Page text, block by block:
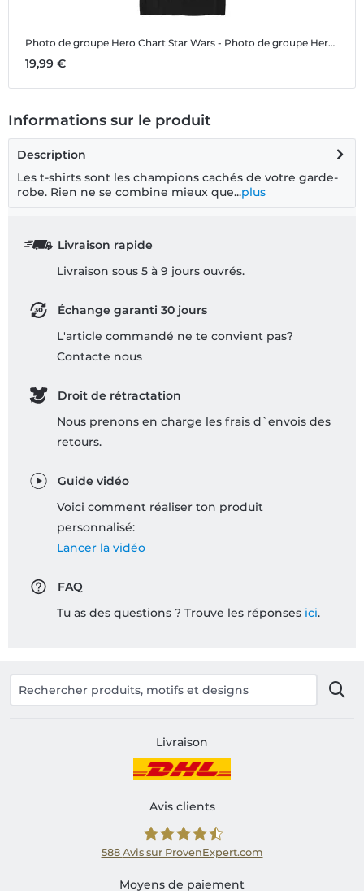
Photo de groupe Hero Chart Star Wars - Photo de groupe Hero Chart - Homme T-shirt
19,99 €
Informations sur le produit
Description
Les t-shirts sont les champions cachés de votre garde-
robe. Rien ne se combine mieux que...plus
Livraison rapide
Livraison sous 5 à 9 jours ouvrés.
Échange garanti 30 jours
L'article commandé ne te convient pas?
Contacte nous
Droit de rétractation
Nous prenons en charge les frais d`envois des
retours.
Guide vidéo
Voici comment réaliser ton produit
personnalisé:
Lancer la vidéo
FAQ
Tu as des questions ? Trouve les réponses ici.
Livraison
Avis clients
Shirtinator FR
588 Avis sur ProvenExpert.com
Moyens de paiement